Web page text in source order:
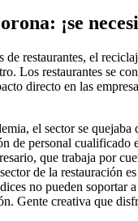
¡se
de restaurantes, el
Los restaurantes se
directo en las
el sector se
de personal
que trabaja por
de la restauración
no pueden soportar
Gente creativa que